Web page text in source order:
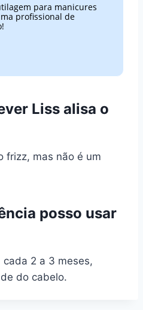
para manicures
profissional de
Liss alisa o
frizz, mas não é um
posso usar
2 a 3 meses,
do cabelo.